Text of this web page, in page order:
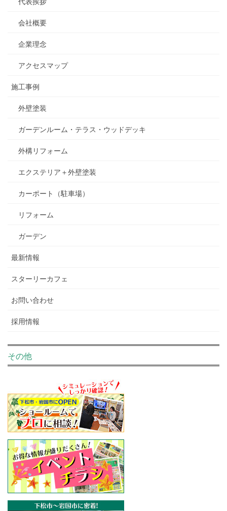
会社概要
企業理念
アクセスマップ
施工事例
外壁塗装
ガーデンルーム・テラス・ウッドデッキ
外構リフォーム
エクステリア＋外壁塗装
カーポート（駐車場）
リフォーム
ガーデン
最新情報
スターリーカフェ
お問い合わせ
採用情報
その他